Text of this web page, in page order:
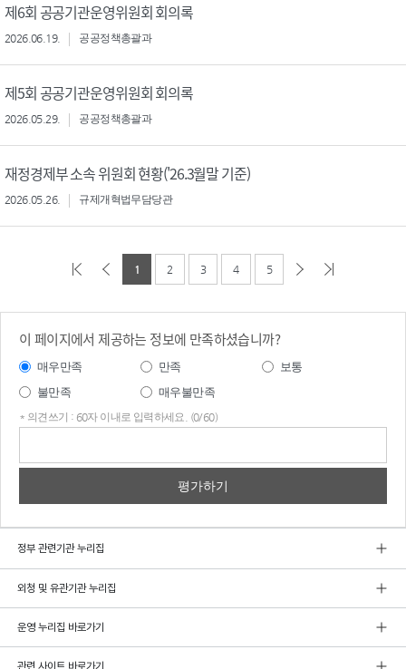
제6회 공공기관운영위원회 회의록
2026.06.19. 공공정책총괄과
제5회 공공기관운영위원회 회의록
2026.05.29. 공공정책총괄과
재정경제부 소속 위원회 현황('26.3월말 기준)
2026.05.26. 규제개혁법무담당관
1 2 3 4 5
이 페이지에서 제공하는 정보에 만족하셨습니까?
매우만족 만족
보통
불만족
매우불만족
* 의견쓰기 : 60자 이내로 입력하세요. (0/60)
정부 관련기관 누리집
외청 및 유관기관 누리집
운영 누리집 바로가기
관련 사이트 바로가기